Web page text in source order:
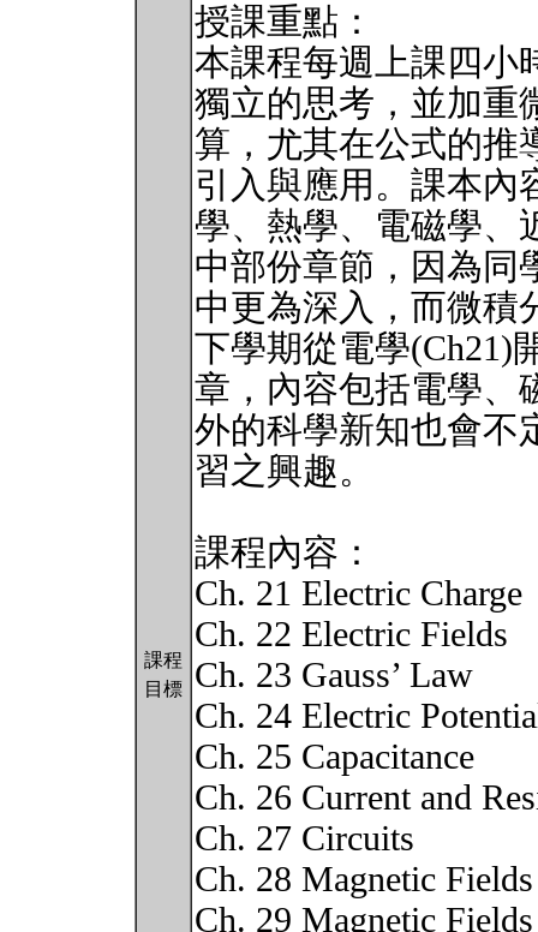
課程
目標
授課重點：
本課程每週上課四小
獨立的思考，並加重
算，尤其在公式的推
引入與應用。課本內
學、熱學、電磁學、
中部份章節，因為同
中更為深入，而微積
下學期從電學(Ch21)
章，內容包括電學、
外的科學新知也會不
習之興趣。
課程內容：
Ch. 21 Electric Charge
Ch. 22 Electric Fields
Ch. 23 Gauss’ Law
Ch. 24 Electric
Ch. 25 Capacitance
Ch. 26 Current and
Ch. 27 Circuits
Ch. 28 Magnetic Fields
Ch. 29 Magnetic